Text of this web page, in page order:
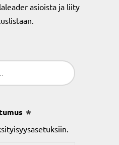
asioista ja liity
Sähköposti